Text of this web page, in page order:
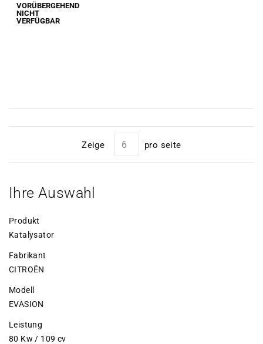
VORÜBERGEHEND
NICHT
VERFÜGBAR
Zeige pro seite
Ihre Auswahl
Produkt
Katalysator
Fabrikant
CITROËN
Modell
EVASION
Leistung
80 Kw / 109 cv